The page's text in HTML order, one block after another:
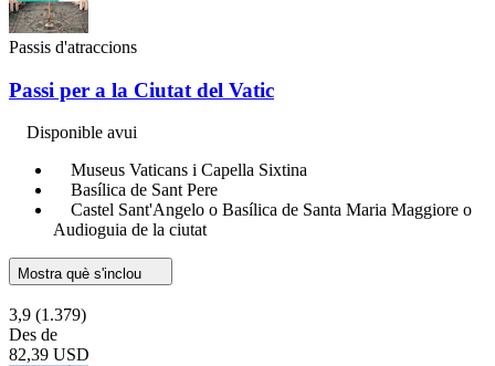
Passis d'atraccions
Passi per a la Ciutat del Vatic
Disponible avui
Museus Vaticans i Capella Sixtina
Basílica de Sant Pere
Castel Sant'Angelo o Basílica de Santa Maria Maggiore o
Audioguia de la ciutat
Mostra què s'inclou
3,9 (1.379)
Des de
82,39 USD